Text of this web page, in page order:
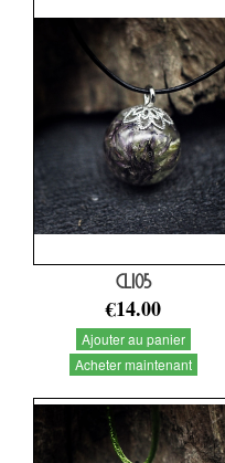
CL105
€14.00
Ajouter au panier
Acheter maintenant